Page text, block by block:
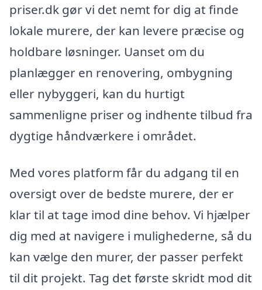
priser.dk gør vi det nemt for dig at finde
lokale murere, der kan levere præcise og
holdbare løsninger. Uanset om du
planlægger en renovering, ombygning
eller nybyggeri, kan du hurtigt
sammenligne priser og indhente tilbud fra
dygtige håndværkere i området.
Med vores platform får du adgang til en
oversigt over de bedste murere, der er
klar til at tage imod dine behov. Vi hjælper
dig med at navigere i mulighederne, så du
kan vælge den murer, der passer perfekt
til dit projekt. Tag det første skridt mod dit